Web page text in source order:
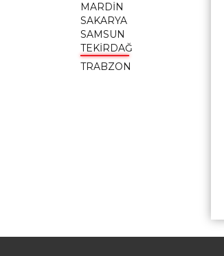
MARDİN
SAKARYA
SAMSUN
TEKİRDAĞ
TRABZON